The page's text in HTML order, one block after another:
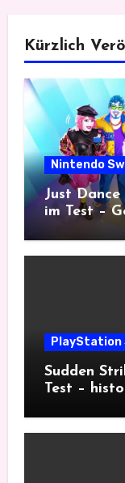
Kürzlich
Nintendo
Just
im Test –
PlayStation
Sudden
Test –